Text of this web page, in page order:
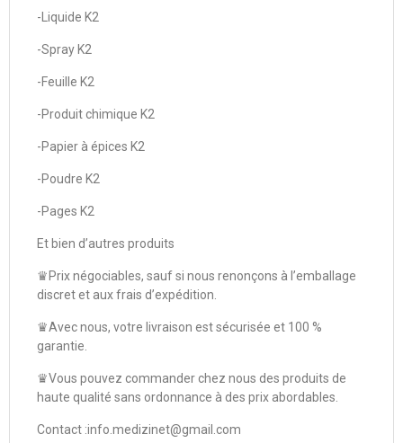
-Liquide K2
-Spray K2
-Feuille K2
-Produit chimique K2
-Papier à épices K2
-Poudre K2
-Pages K2
Et bien d’autres produits
♛Prix négociables, sauf si nous renonçons à l’emballage
discret et aux frais d’expédition.
♛Avec nous, votre livraison est sécurisée et 100 %
garantie.
♛Vous pouvez commander chez nous des produits de
haute qualité sans ordonnance à des prix abordables.
Contact :info.medizinet@gmail.com